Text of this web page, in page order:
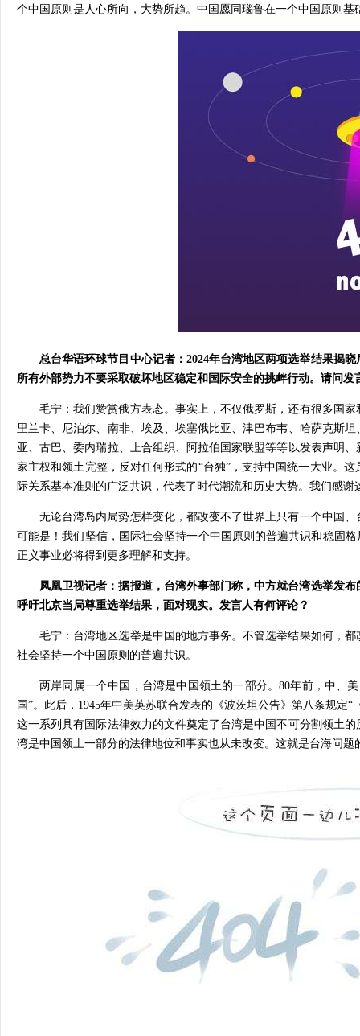
个中国原则是人心所向，大势所趋。中国愿同瑙鲁在一个中国原则基
总台华语环球节目中心记者：2024年台湾地区两项选举结果揭
所有外部势力不要采取破坏地区稳定和国际安全的挑衅行动。请问发
毛宁：我们赞赏俄方表态。事实上，不仅俄罗斯，还有很多国
里兰卡、尼泊尔、南非、埃及、埃塞俄比亚、津巴布韦、哈萨克斯
亚、古巴、委内瑞拉、上合组织、阿拉伯国家联盟等等以发表声明
家主权和领土完整，反对任何形式的“台独”，支持中国统一大业。
际关系基本准则的广泛共识，代表了时代潮流和历史大势。我们感
无论台湾岛内局势怎样变化，都改变不了世界上只有一个中国
可能是！我们坚信，国际社会坚持一个中国原则的普遍共识和稳固
正义事业必将得到更多理解和支持。
凤凰卫视记者：据报道，台湾外事部门称，中方就台湾选举发
呼吁北京当局尊重选举结果，面对现实。发言人有何评论？
毛宁：台湾地区选举是中国的地方事务。不管选举结果如何，
社会坚持一个中国原则的普遍共识。
两岸同属一个中国，台湾是中国领土的一部分。80年前，中、
国”。此后，1945年中美英苏联合发表的《波茨坦公告》第八条规定
这一系列具有国际法律效力的文件奠定了台湾是中国不可分割领土
湾是中国领土一部分的法律地位和事实也从未改变。这就是台海问